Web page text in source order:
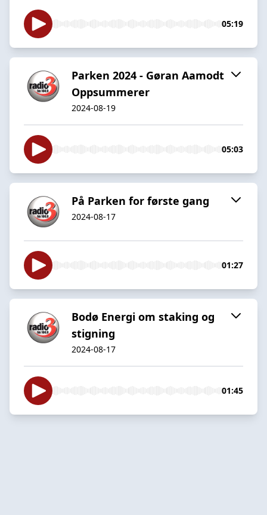
05:19
Parken 2024 - Gøran Aamodt
Oppsummerer
2024-08-19
05:03
På Parken for første gang
2024-08-17
01:27
Bodø Energi om staking og
stigning
2024-08-17
01:45